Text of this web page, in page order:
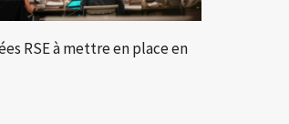
RSE à mettre en place en